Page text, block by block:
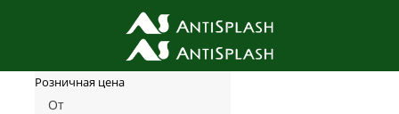
Фильтр товаров
Розничная цена
От